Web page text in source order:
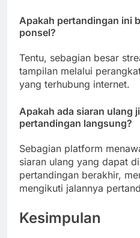
Apakah pertandingan ini
ponsel?
Tentu, sebagian besar
tampilan melalui
yang terhubung internet.
Apakah ada siaran ulang
pertandingan langsung?
Sebagian platform
siaran ulang yang dapat
pertandingan berakhir,
mengikuti jalannya
Kesimpulan